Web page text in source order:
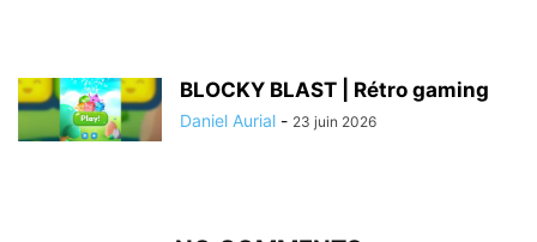
BLOCKY BLAST | Rétro gaming
Daniel Aurial - 23 juin 2026